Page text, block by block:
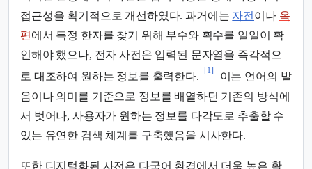
접근성을 획기적으로 개선하였다. 과거에는 자전 이나 옥
편 에서 특정 한자를 찾기 위해 부수와 획수를 일일이 확
인해야 했으나, 전자 사전은 입력된 문자열을 즉각적으
로 대조하여 원하는 정보를 출력한다.
[1]
이는 언어의 발
음이나 의미를 기준으로 정보를 배열하던 기존의 방식에
서 벗어나, 사용자가 원하는 정보를 다각도로 추출할 수
있는 유연한 검색 체계를 구축했음을 시사한다.
또한 디지털화된 사전은 다국어 환경에서 더욱 높은 활